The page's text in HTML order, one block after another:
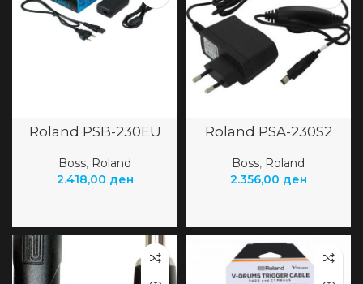
Roland PSB-230EU
Boss, Roland
2.418,00 ден
Roland PSA-230S2
Boss, Roland
2.356,00 ден